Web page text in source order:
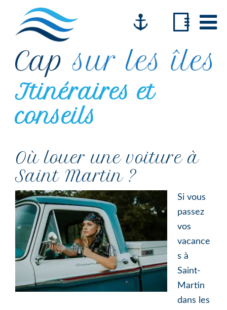
navigation
principale
contenu
principal
pied
page
Cap
sur
les
îles
Comment
changer
de
&
Camping
Itinéraires et
conseils
Où louer une voiture à
Saint Martin ?
Si vous
passez
vos
vacance
s à
Saint-
Martin
dans les